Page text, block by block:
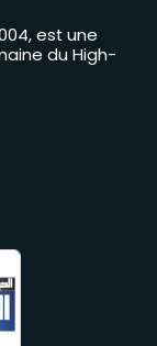
est une
du High-